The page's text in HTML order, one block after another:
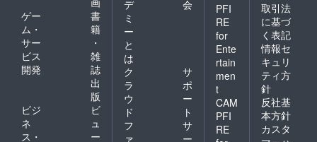
ゲー
ム・
サー
ビス
開発
書
籍
・
雑
誌
出
版
ビジ
ネ
ス・
ビ
ュ
ー
デ
ミ
ー
と
は
会
ク
ラ
ウ
ド
フ
ァ
サ
ポ
ー
ト
サ
ー
PFI
RE
for
Ente
rtain
men
t
CAM
PFI
RE
取引法
に基づ
く表記
情報セ
キュリ
ティ方
針
反社基
本方針
カスタ